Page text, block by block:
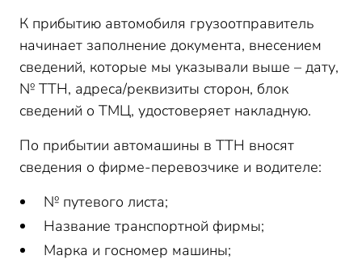
К прибытию автомобиля грузоотправитель
начинает заполнение документа, внесением
сведений, которые мы указывали выше – дату,
№ ТТН, адреса/реквизиты сторон, блок
сведений о ТМЦ, удостоверяет накладную.
По прибытии автомашины в ТТН вносят
сведения о фирме-перевозчике и водителе:
№ путевого листа;
Название транспортной фирмы;
Марка и госномер машины;